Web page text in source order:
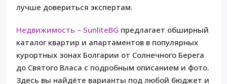
лучше довериться экспертам.
Недвижимость – SunliteBG предлагает обширный
каталог квартир и апартаментов в популярных
курортных зонах Болгарии от Солнечного Берега
до Святого Власа с подробным описанием и фото.
Здесь вы найдёте варианты под любой бюджет и